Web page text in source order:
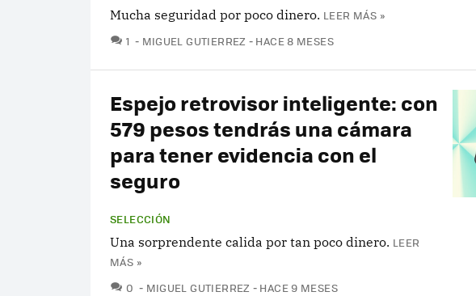
Mucha seguridad por poco dinero. LEER MÁS »
1 COMENTARIOS
MIGUEL GUTIERREZ HACE 8 MESES
Espejo retrovisor inteligente: con
579 pesos tendrás una cámara
para tener evidencia con el
seguro
SELECCIÓN
Una sorprendente calida por tan poco dinero. LEER
MÁS »
0 COMENTARIOS
MIGUEL GUTIERREZ HACE 9 MESES